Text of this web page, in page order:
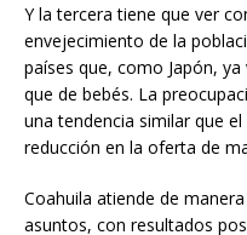
Y la tercera tiene que ver
envejecimiento de la
países que, como Japón,
que de bebés. La
una tendencia similar que
reducción en la oferta de
Coahuila atiende de
asuntos, con resultados